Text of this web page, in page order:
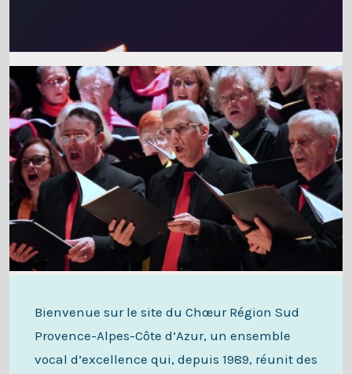
Bienvenue sur le site du Chœur Région Sud
Provence-Alpes-Côte d’Azur, un ensemble
vocal d’excellence qui, depuis 1989, réunit des